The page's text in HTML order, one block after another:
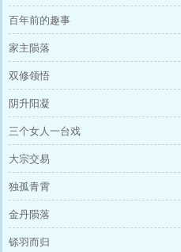
百年前的趣事
家主陨落
双修领悟
阴升阳凝
三个女人一台戏
大宗交易
独孤青霄
金丹陨落
铩羽而归